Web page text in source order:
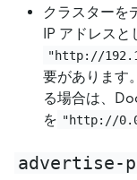
クラスターを
IP アドレスと
"http://
要があります
る場合は、
を "http://
advertise-